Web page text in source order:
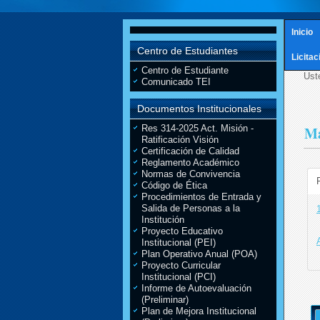
Centro de Estudiantes
Centro de Estudiante
Comunicado TEI
Documentos Institucionales
Res 314-2025 Act. Misión -
Ratificación Visión
Certificación de Calidad
Reglamento Académico
Normas de Convivencia
Código de Ética
Procedimientos de Entrada y
Salida de Personas a la
Institución
Proyecto Educativo
Institucional (PEI)
Plan Operativo Anual (POA)
Proyecto Curricular
Institucional (PCI)
Informe de Autoevaluación
(Preliminar)
Plan de Mejora Institucional
Inicio